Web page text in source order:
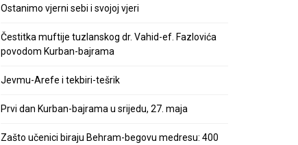
Ostanimo vjerni sebi i svojoj vjeri
Čestitka muftije tuzlanskog dr. Vahid-ef. Fazlovića
povodom Kurban-bajrama
Jevmu-Arefe i tekbiri-tešrik
Prvi dan Kurban-bajrama u srijedu, 27. maja
Zašto učenici biraju Behram-begovu medresu: 400